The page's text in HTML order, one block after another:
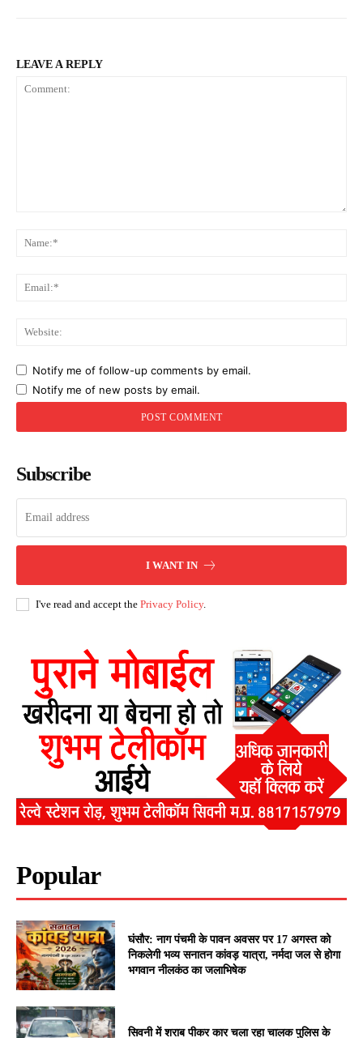
LEAVE A REPLY
Notify me of follow-up comments by email.
Notify me of new posts by email.
Subscribe
I WANT IN
I've read and accept the Privacy Policy.
Popular
घंसौर: नाग पंचमी के पावन अवसर पर 17 अगस्त को
निकलेगी भव्य सनातन कांवड़ यात्रा, नर्मदा जल से होगा
भगवान नीलकंठ का जलाभिषेक
सिवनी में शराब पीकर कार चला रहा चालक पुलिस के